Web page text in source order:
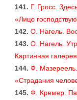
141. Г. Гросс.
«Лицо
142. О. Нагель.
143. О. Нагель.
Картинная галерея.
144. Ф.
«Страдания
145. Ф. Кремер.